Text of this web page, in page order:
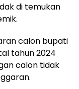
di temukan
calon bupati
tahun 2024
calon tidak